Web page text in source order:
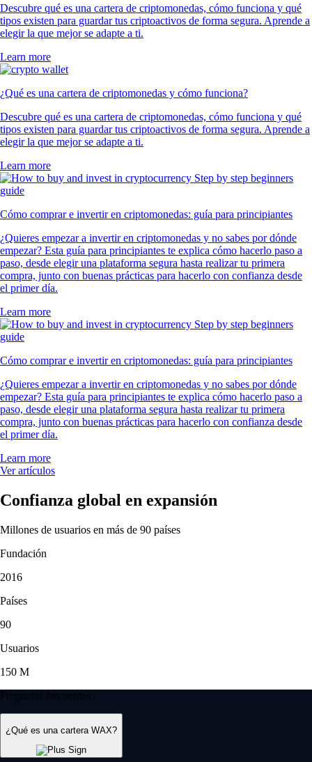
Descubre qué es una cartera de criptomonedas, cómo funciona y qué
tipos existen para guardar tus criptoactivos de forma segura. Aprende a
elegir la que mejor se adapte a ti.
Learn more
¿Qué es una cartera de criptomonedas y cómo funciona?
Descubre qué es una cartera de criptomonedas, cómo funciona y qué
tipos existen para guardar tus criptoactivos de forma segura. Aprende a
elegir la que mejor se adapte a ti.
Learn more
Cómo comprar e invertir en criptomonedas: guía para principiantes
¿Quieres empezar a invertir en criptomonedas y no sabes por dónde
empezar? Esta guía para principiantes te explica cómo hacerlo paso a
paso, desde elegir una plataforma segura hasta realizar tu primera
compra, junto con buenas prácticas para hacerlo con confianza desde
el primer día.
Learn more
Cómo comprar e invertir en criptomonedas: guía para principiantes
¿Quieres empezar a invertir en criptomonedas y no sabes por dónde
empezar? Esta guía para principiantes te explica cómo hacerlo paso a
paso, desde elegir una plataforma segura hasta realizar tu primera
compra, junto con buenas prácticas para hacerlo con confianza desde
el primer día.
Learn more
Ver artículos
Confianza global en expansión
Millones de usuarios en más de 90 países
Fundación
2016
Países
90
Usuarios
150 M
Preguntas frecuentes
¿Qué es una cartera WAX?